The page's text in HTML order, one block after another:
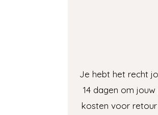
Je hebt het recht
14 dagen om
kosten voor retour